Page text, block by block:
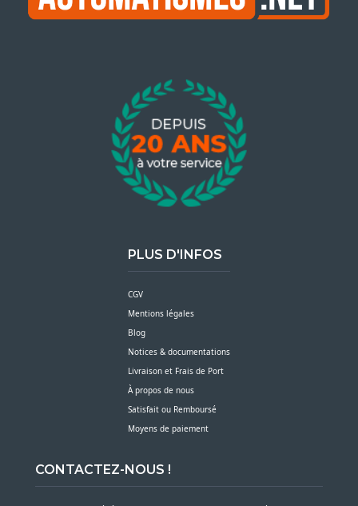
PLUS D'INFOS
CGV
Mentions légales
Blog
Notices & documentations
Livraison et Frais de Port
À propos de nous
Satisfait ou Remboursé
Moyens de paiement
CONTACTEZ-NOUS !